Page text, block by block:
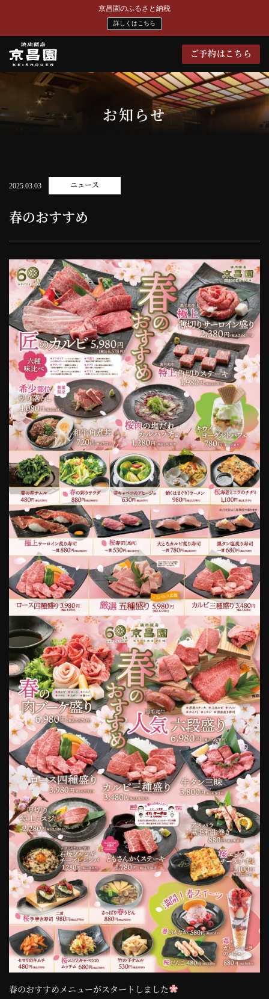
京昌園のふるさと納税
詳しくはこちら
ご予約はこちら
お知らせ
2025.03.03 ニュース
春のおすすめ
春のおすすめメニューがスタートしました